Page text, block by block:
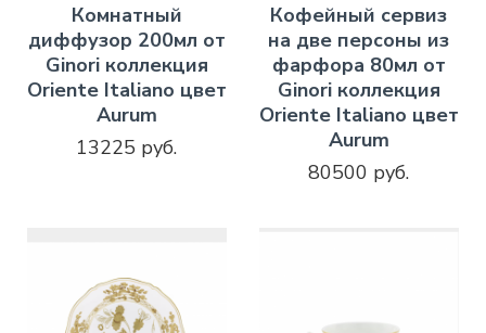
Комнатный
диффузор 200мл от
Ginori коллекция
Oriente Italiano цвет
Aurum
13225 руб.
Кофейный сервиз
на две персоны из
фарфора 80мл от
Ginori коллекция
Oriente Italiano цвет
Aurum
80500 руб.